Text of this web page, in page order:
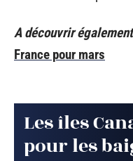
A découvrir
France pour mars
Les îles
pour les